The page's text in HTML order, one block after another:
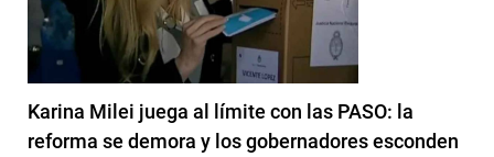
Karina Milei juega al límite con las PASO: la
reforma se demora y los gobernadores esconden